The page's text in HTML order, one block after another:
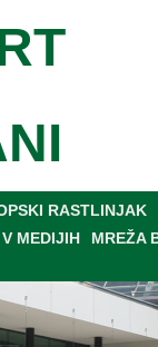
RASTLINJAK
MEDIJIH MREŽA